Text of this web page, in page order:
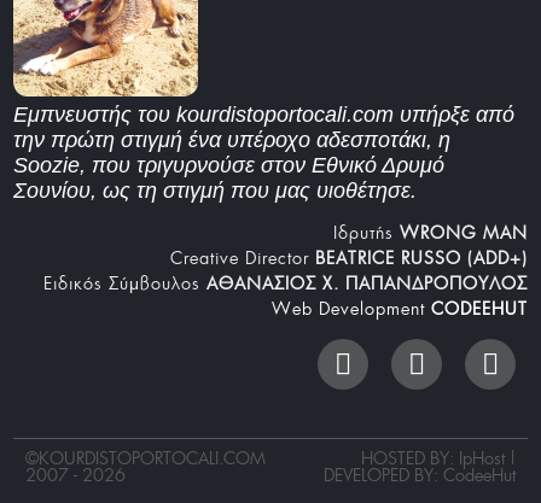
Εμπνευστής του kourdistoportocali.com υπήρξε από
την πρώτη στιγμή ένα υπέροχο αδεσποτάκι, η
Soozie, που τριγυρνούσε στον Εθνικό Δρυμό
Σουνίου, ως τη στιγμή που μας υιοθέτησε.
Iδρυτής WRONG MAN
Creative Director BEATRICE RUSSO (ADD+)
Ειδικός Σύμβουλος ΑΘΑΝΑΣΙΟΣ Χ. ΠΑΠΑΝΔΡΟΠΟΥΛΟΣ
Web Development CODEEHUT
©KOURDISTOPORTOCALI.COM
2007 - 2026
HOSTED BY: IpHost |
DEVELOPED BY: CodeeHut